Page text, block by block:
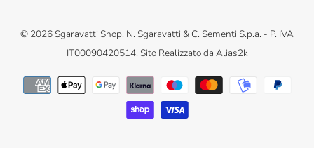
© 2026Sgaravatti Shop. N. Sgaravatti & C. Sementi S.p.a. - P. IVA
IT00090420514. Sito Realizzato da Alias2k